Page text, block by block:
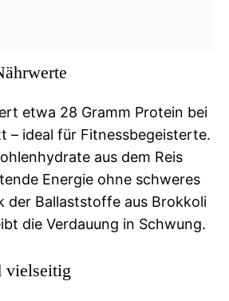
etwa 28 Gramm Protein bei
– ideal für Fitnessbegeisterte.
aus dem Reis
Energie ohne schweres
der Ballaststoffe aus Brokkoli
die Verdauung in Schwung.
vielseitig